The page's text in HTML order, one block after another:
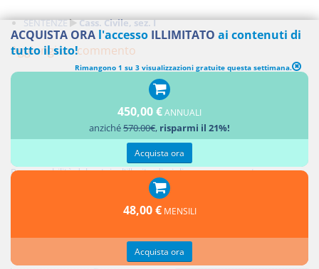
SENTENZE Cass. Civile, sez. I
Aggiungi un commento
Responsabilità del notaio: i controlli sui soggetti e sull'oggetto dell'atto
Responsabilità del notaio: l'illecito disciplinare conseguente
Credito privilegiato del promissario acquirente e ipoteche sul bene
Reciprocità delle concessioni
Tutti gli ultimi contributi >
ACQUISTA ORA l'accesso ILLIMITATO ai contenuti di
tutto il sito!
Rimangono 1 su 3 visualizzazioni gratuite questa settimana.
450,00 €ANNUALI
anziché570.00€, risparmi il 21%!
Acquista ora
48,00 € MENSILI
Acquista ora